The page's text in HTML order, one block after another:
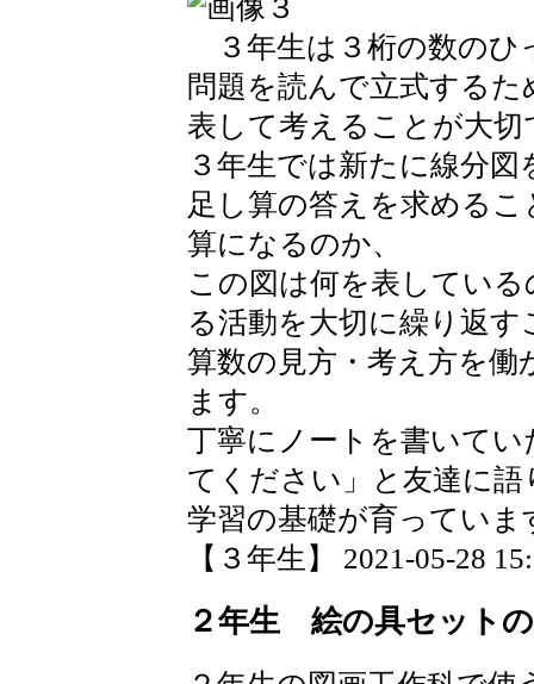
３年生は３桁の数のひ
問題を読んで立式する
表して考えることが大切
３年生では新たに線分
足し算の答えを求める
算になるのか、
この図は何を表してい
る活動を大切に繰り返す
算数の見方・考え方を
ます。
丁寧にノートを書いて
てください」と友達に
学習の基礎が育っていま
【３年生】 2021-05-28
２年生 絵の具セット